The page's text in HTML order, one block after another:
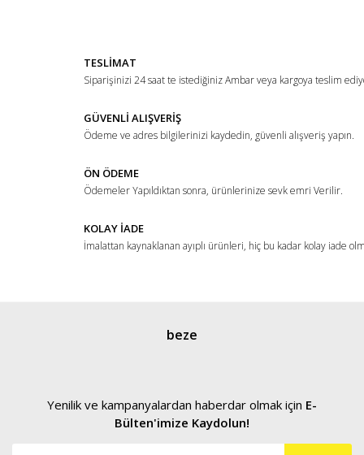
Ürün açıklamasında eksik bilgiler bulunuyor.
Ürün fiyatı diğer sitelerden daha pahalı.
Bu ürüne benzer farklı alternatifler olmalı.
Gönder
TESLİMAT
Siparişinizi 24 saat te istediğiniz Ambar veya kargoya teslim
GÜVENLİ ALIŞVERİŞ
Ödeme ve adres bilgilerinizi kaydedin, güvenli alışveriş yapın.
ÖN ÖDEME
Ödemeler Yapıldıktan sonra, ürünlerinize sevk emri Verilir.
KOLAY İADE
İmalattan kaynaklanan ayıplı ürünleri, hiç bu kadar kolay iade
beze
Yenilik ve kampanyalardan haberdar olmak için E-
Bülten'imize Kaydolun!